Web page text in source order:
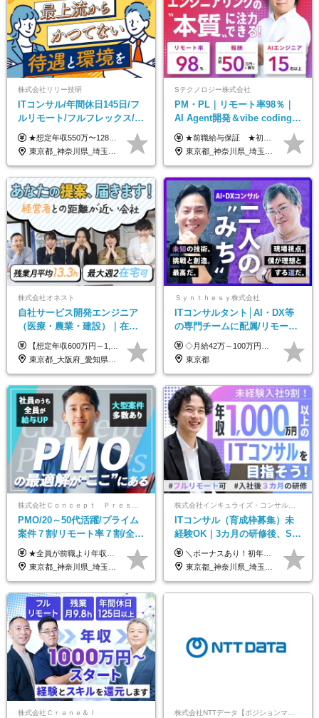
株式会社リリー技研
ITコンサル/年間休日145日/フ
ルリモート/フルフレックス/残
業基本なし/全国からの応募
OK/特別休暇あり
★想定年収550万〜1289万円 ■契約社員 月給45.8万〜71.6万円 ★想定年収688万〜1611万円 ■正社員 月給57.3万〜89.5万円 ※給与は経験・スキルを考慮の上、決定します。 ※試用期間3ヶ月（その間の給与・待遇に差異はありません）期間は短縮の可能性あり ※残業代は別途全額支給します 【★評価について★】 弊社では、1〜7の7段階からなる等級制を導入しています。 【★昇給の仕組み★】 等級が1段階上がるごとに、基本給の25％に相当する額が昇給されます。 評価は年2回実施されるため、年に2回の昇給チャンスがあります。 頑張りが正当に評価される、透明性の高い制度です。
東京都_神奈川県_埼玉県_千葉県_大阪府_愛知県_北海道_青森県_岩手県_宮城県_秋田県_山形県_福島県_茨城県_栃木県_群馬県_新潟県_山梨県_長野県_富山県_石川県_福井県_静岡県_岐阜県_三重県_兵庫県_京都府_滋賀県_奈良県_和歌山県_広島県_岡山県_鳥取県_島根県_山口県_徳島県_香川県_愛媛県_高知県_福岡県_熊本県_佐賀県_長崎県_大分県_宮崎県_鹿児島県_沖縄県
Sテクノロジー株式会社
PM・PL｜リモート率98％｜
AI Agent開発＆vibe coding｜
AIエンジニアチームをリード
★前職給与保証 ★初年度年収700～800万円も可能 月給50万円～90万円＋賞与年2回＋各種手当 ◎スキルや経験などを考慮。前職から給与アップをお約束します！ ◎上記月給には固定残業代30時間分(95000円～)を含みます。超過した場合は追加支給します ◎試用期間は6ヵ月あり。その間の給与・待遇に差異はありません
東京都_神奈川県_埼玉県_千葉県_大阪府_愛知県_北海道_青森県_岩手県_宮城県_秋田県_山形県_福島県_茨城県_栃木県_群馬県_新潟県_山梨県_長野県_富山県_石川県_福井県_静岡県_岐阜県_三重県_兵庫県_京都府_滋賀県_奈良県_和歌山県_広島県_岡山県_鳥取県_島根県_山口県_徳島県_香川県_愛媛県_高知県_福岡県_熊本県_佐賀県_長崎県_大分県_宮崎県_鹿児島県_沖縄県
株式会社オネスト
自社サービス開発エンジニア
（医療・農業・建設）｜在宅
あり｜残業月平均13.3h｜年収
1000万可｜賞与年2回
【想定年収600万円～1,300万円】 ★賞与年2回＋勤務地手当＋残業手当（年平均残業時間にて算出）を含む ※基本給＋勤務地手当＋役職手当 ※勤務地手当：結婚の有無に関係なく、物価などの違いを考慮して全社員に支給されます 月給40万円～89万円 ＜各種手当＞ ■勤務地手当（東京2万円／月、大阪1万円／月、名古屋5000円／月） ■通勤手当（月額5万円まで） ■扶養手当（6,000円／扶養親族一人） ■役職手当（8,000円～15万円） ※残業代は1分単位で全額支給します ※経験やスキルを考慮し、当社規定により給与を決定します ※執行役員は年俸制となる場合があります
東京都_大阪府_愛知県_福岡県
Ｓｙｎｔｈｅｓｙ株式会社
ITコンサルタント│AI・DX等
の専門チームに配属/リモート
×フレックス/Big4と同水準の
給与・待遇
◇月給42万～100万円＋賞与年2回 └年収900～1600万円可能 ★☆年収例☆★ ◎37歳・元開発エンジニア └年収900万（2年後に年収150万UP実績） ◎40歳・元SierのPM └年収1400万（2年後に年収300万UP実績） ◎43歳・元コンサルタント └年収1600万（2年後に年収200万UP実績） ※経験・スキルを考慮し決定します ※試用期間3～6カ月あり（その間の待遇に差異はありません） 【固定残業代について】 なし（残業代は、実際の労働時間に応じて別途全額支給）
東京都
PMO/20～50代活躍/プライム
案件７割/リモート率７割/全員
前職より年収UP/有給取得率
100%
★全員が前職より年収UPを実現！ ★前職給与より120％アップ実績あり ★前職給与を最大限に考慮 ★入社4年目で年収800万円の社員も在籍！ 年俸420万円～960万円（1/12を毎月支給）＋インセンティブ＋各種手当 ※経験・スキルを考慮の上、決定します ※試用期間6ヶ月あり（期間中の給与、待遇に差異はありません） ※上記金額には固定残業代(月20時間／月5.6万円)を含みます ※超過分は別途全額支給します
東京都_神奈川県_埼玉県_千葉県
ITコンサル（育成枠募集）未
経験OK｜3カ月の研修後、SE
からコンサルへステップアッ
プ｜リモート8割以上
＼ボーナスあり！初年度から年収300万円以上／ ■月給24万2,200円～35万円＋賞与＋各種手当 ※経験・年齢・能力等を考慮し決定いたします。 ※試用期間中（3カ月）は契約社員で、月給21万円＋諸手当になります。 （試用期間中は残業が発生しません。その他の待遇に変更はありません。） ＼自分の市場価値が上がる／ 定量評価×定性評価の明確な基準での評価制度を設けており、自分の目標達成度合いや仕事に対しての姿勢が給与にも反映されるようになっています。そのため、平均昇給額は40万円以上！100万円以上昇給する人もいます！ 【固定残業代について】 固定残業30時間分（46,000円～69,375円）を含む ※超過分は別途全額支給
東京都_神奈川県_埼玉県_千葉県_大阪府_愛知県_北海道_青森県_岩手県_宮城県_秋田県_山形県_福島県_茨城県_栃木県_群馬県_新潟県_山梨県_長野県_富山県_石川県_福井県_静岡県_岐阜県_三重県_兵庫県_京都府_滋賀県_奈良県_和歌山県_広島県_岡山県_鳥取県_島根県_山口県_徳島県_香川県_愛媛県_高知県_福岡県_熊本県_佐賀県_長崎県_大分県_宮崎県_鹿児島県_沖縄県
株式会社Ｃｒａｎｅ＆Ｉ